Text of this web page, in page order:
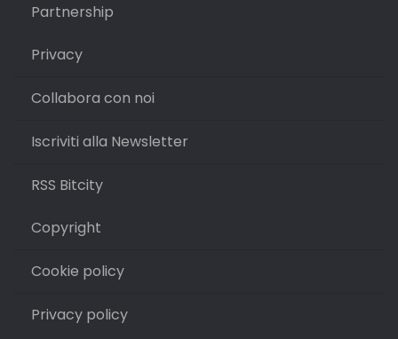
Partnership
Privacy
Collabora con noi
Iscriviti alla Newsletter
RSS Bitcity
Copyright
Cookie policy
Privacy policy